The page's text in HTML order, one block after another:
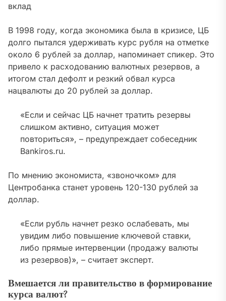
вклад
В 1998 году, когда экономика была в кризисе, ЦБ
долго пытался удерживать курс рубля на отметке
около 6 рублей за доллар, напоминает спикер. Это
привело к расходованию валютных резервов, а
итогом стал дефолт и резкий обвал курса
нацвалюты до 20 рублей за доллар.
«Если и сейчас ЦБ начнет тратить резервы
слишком активно, ситуация может
повториться», – предупреждает собеседник
Bankiros.ru.
По мнению экономиста, «звоночком» для
Центробанка станет уровень 120-130 рублей за
доллар.
«Если рубль начнет резко ослабевать, мы
увидим либо повышение ключевой ставки,
либо прямые интервенции (продажу валюты
из резервов)», – считает эксперт.
Вмешается ли правительство в формирование
курса валют?